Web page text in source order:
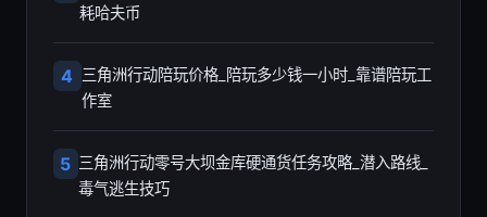
耗哈夫币
4 三角洲行动陪玩价格_陪玩多少钱一小时_靠谱陪玩工
作室
5 三角洲行动零号大坝金库硬通货任务攻略_潜入路线_
毒气逃生技巧